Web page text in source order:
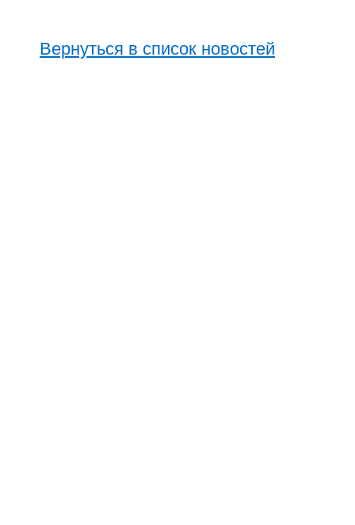
Вернуться в список новостей